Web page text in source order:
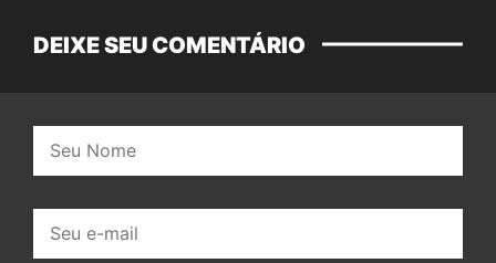
DEIXE SEU COMENTÁRIO
mail: